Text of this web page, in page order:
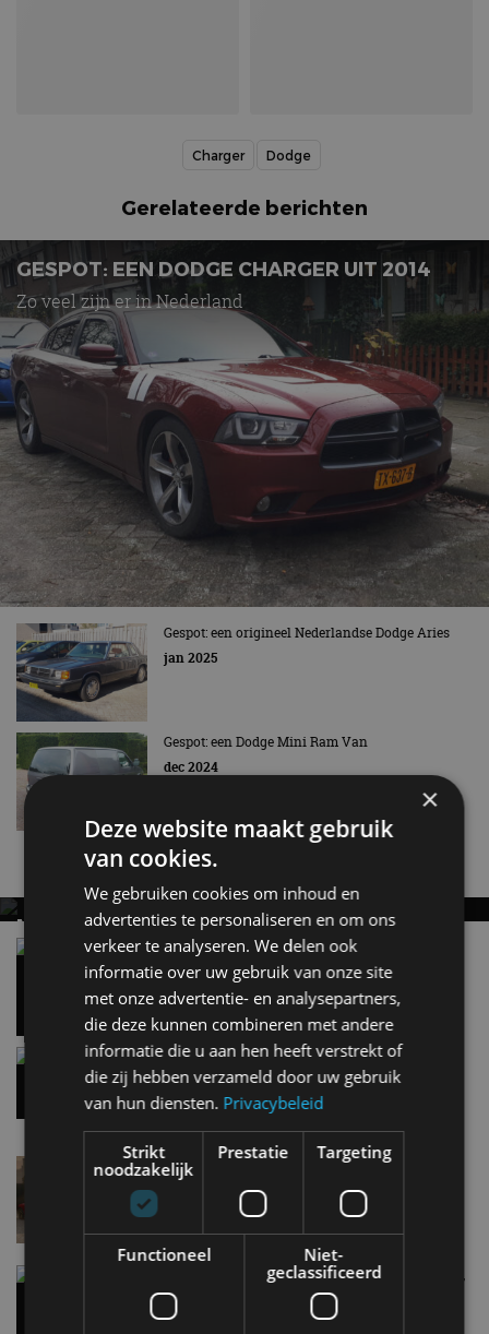
Charger Dodge
Gerelateerde berichten
GESPOT: EEN DODGE CHARGER UIT 2014
Zo veel zijn er in Nederland
Gespot: een origineel Nederlandse Dodge Aries
jan 2025
Gespot: een Dodge Mini Ram Van
dec 2024
Nieuwste berichten
MET KORTING NAAR EV EXPERIENCE 2026?
AUTORAI REGELT HET!
EV Experience 2026 van 24 tot 26 september
Vergelijking: BMW iX3 vs Volvo EX60 – Welke
moet je hebben?
28 mei
Gespot: een Chevrolet Corvette Z06
15:38
Lamborghini Revuelto eert 60 jaar Miura met
speciale editie
Carbon fibre op je laadkabel: nergens voor nodig,
en precies daarom geweldig
5 aug
×
Deze website maakt gebruik
van cookies.
We gebruiken cookies om inhoud en
advertenties te personaliseren en om ons
verkeer te analyseren. We delen ook
informatie over uw gebruik van onze site
met onze advertentie- en analysepartners,
die deze kunnen combineren met andere
informatie die u aan hen heeft verstrekt of
die zij hebben verzameld door uw gebruik
van hun diensten. Privacybeleid
Strikt
noodzakelijk
Prestatie Targeting
Functioneel
Niet-
geclassificeerd